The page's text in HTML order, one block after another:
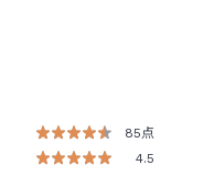
85点
4.5